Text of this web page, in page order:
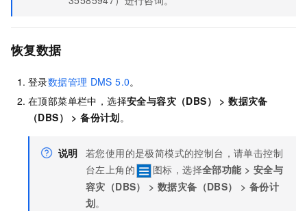
恢复数据
登录数据管理 DMS 5.0。
在顶部菜单栏中，选择安全与容灾（DBS） >数据灾备
（DBS）
>备份计划。
说明 若您使用的是极简模式的控制台，请单击控制
台左上角的
图标，选择全部功能> 安全与
容灾（DBS）
>数据灾备（DBS） > 备份计
划。